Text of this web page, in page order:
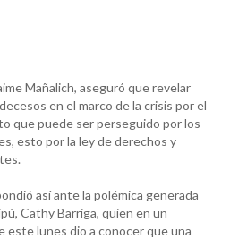
Mañalich, aseguró que revelar
en el marco de la crisis por el
que puede ser perseguido por los
esto por la ley de derechos y
así ante la polémica generada
Cathy Barriga, quien en un
este lunes dio a conocer que una